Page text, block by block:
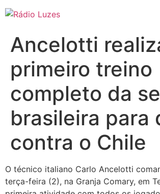
para
conteúdo
Ancelotti
primeiro treino
completo da
brasileira para
contra o Chile
O técnico italiano Carlo Ancelotti
terça-feira (2), na Granja Comary, em